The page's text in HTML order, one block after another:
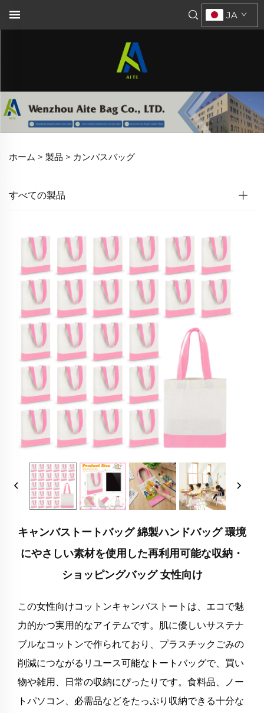
JA
ホーム > 製品 > カンバスバッグ
すべての製品
キャンバストートバッグ 綿製ハンドバッグ 環境
にやさしい素材を使用した再利用可能な収納・
ショッピングバッグ 女性向け
この女性向けコットンキャンバストートは、エコで魅
力的かつ実用的なアイテムです。肌に優しいサステナ
ブルなコットンで作られており、プラスチックごみの
削減につながるリユース可能なトートバッグで、買い
物や雑用、日常の収納にぴったりです。食料品、ノー
トパソコン、必需品などをたっぷり収納できる十分な